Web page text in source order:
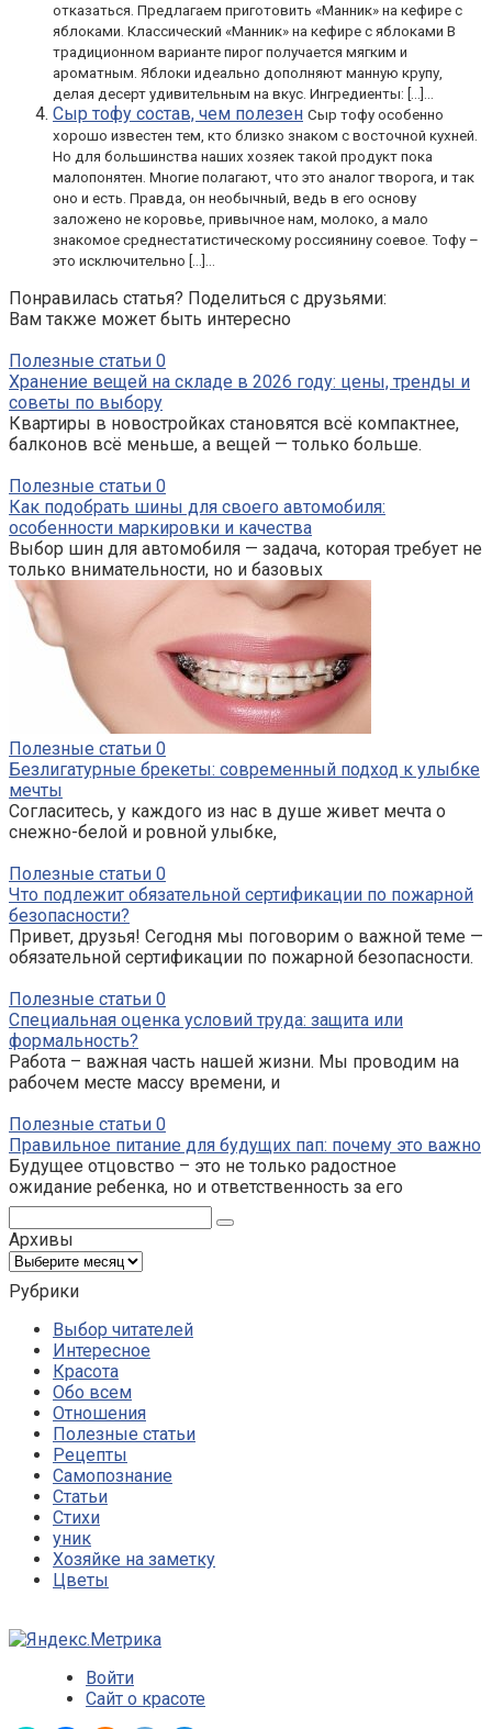
отказаться. Предлагаем приготовить «Манник» на кефире с
яблоками. Классический «Манник» на кефире с яблоками В
традиционном варианте пирог получается мягким и
ароматным. Яблоки идеально дополняют манную крупу,
делая десерт удивительным на вкус. Ингредиенты: […]...
Сыр тофу состав, чем полезен Сыр тофу особенно
хорошо известен тем, кто близко знаком с восточной кухней.
Но для большинства наших хозяек такой продукт пока
малопонятен. Многие полагают, что это аналог творога, и так
оно и есть. Правда, он необычный, ведь в его основу
заложено не коровье, привычное нам, молоко, а мало
знакомое среднестатистическому россиянину соевое. Тофу –
это исключительно […]...
Понравилась статья? Поделиться с друзьями:
Вам также может быть интересно
Полезные статьи 0
Хранение вещей на складе в 2026 году: цены, тренды и
советы по выбору
Квартиры в новостройках становятся всё компактнее,
балконов всё меньше, а вещей — только больше.
Полезные статьи 0
Как подобрать шины для своего автомобиля:
особенности маркировки и качества
Выбор шин для автомобиля — задача, которая требует не
только внимательности, но и базовых
Полезные статьи 0
Безлигатурные брекеты: современный подход к улыбке
мечты
Согласитесь, у каждого из нас в душе живет мечта о
снежно-белой и ровной улыбке,
Полезные статьи 0
Что подлежит обязательной сертификации по пожарной
безопасности?
Привет, друзья! Сегодня мы поговорим о важной теме —
обязательной сертификации по пожарной безопасности.
Полезные статьи 0
Специальная оценка условий труда: защита или
формальность?
Работа – важная часть нашей жизни. Мы проводим на
рабочем месте массу времени, и
Полезные статьи 0
Правильное питание для будущих пап: почему это важно
Будущее отцовство – это не только радостное
ожидание ребенка, но и ответственность за его
Архивы
Архивы
Рубрики
Выбор читателей
Интересное
Красота
Обо всем
Отношения
Полезные статьи
Рецепты
Самопознание
Статьи
Стихи
уник
Хозяйке на заметку
Цветы
Войти
Сайт о красоте